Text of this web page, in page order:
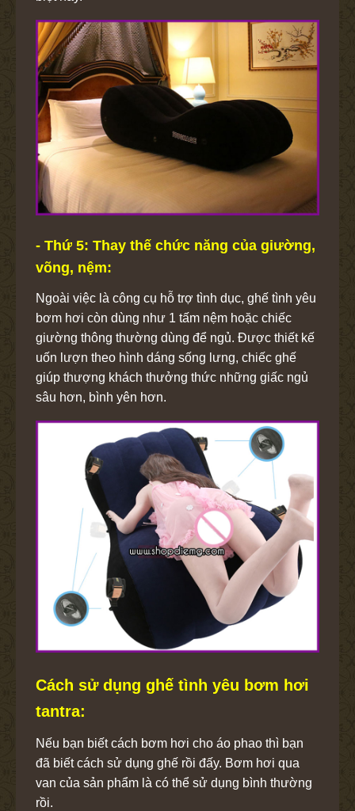
- Thứ 5: Thay thế chức năng của giường,
võng, nệm:
Ngoài việc là công cụ hỗ trợ tình dục, ghế tình yêu
bơm hơi còn dùng như 1 tấm nệm hoặc chiếc
giường thông thường dùng để ngủ. Được thiết kế
uốn lượn theo hình dáng sống lưng, chiếc ghế
giúp thượng khách thưởng thức những giấc ngủ
sâu hơn, bình yên hơn.
Cách sử dụng ghế tình yêu bơm hơi
tantra:
Nếu bạn biết cách bơm hơi cho áo phao thì bạn
đã biết cách sử dụng ghế rồi đấy. Bơm hơi qua
van của sản phẩm là có thể sử dụng bình thường
rồi.